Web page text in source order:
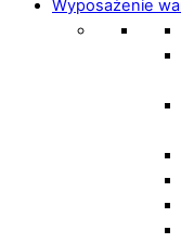
Wyposażenie